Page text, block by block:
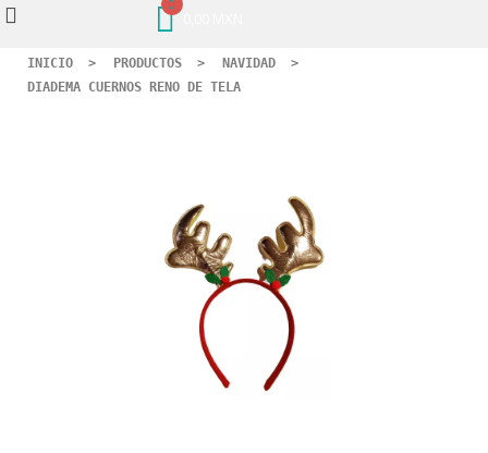
INICIO PRODUCTOS
NAVIDAD
DIADEMA CUERNOS RENO DE TELA